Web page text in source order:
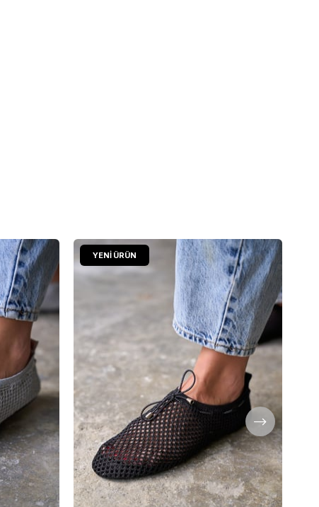
YENI ÜRÜN